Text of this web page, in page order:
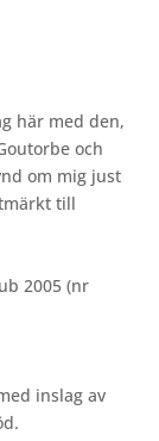
här med den,
och
om mig just
till
2005 (nr
inslag av